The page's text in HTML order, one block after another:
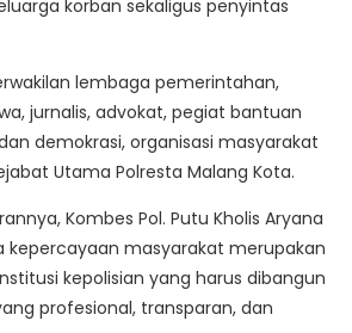
korban sekaligus penyintas
lembaga pemerintahan,
jurnalis, advokat, pegiat bantuan
demokrasi, organisasi masyarakat
Utama Polresta Malang Kota.
Kombes Pol. Putu Kholis Aryana
kepercayaan masyarakat merupakan
kepolisian yang harus dibangun
profesional, transparan, dan